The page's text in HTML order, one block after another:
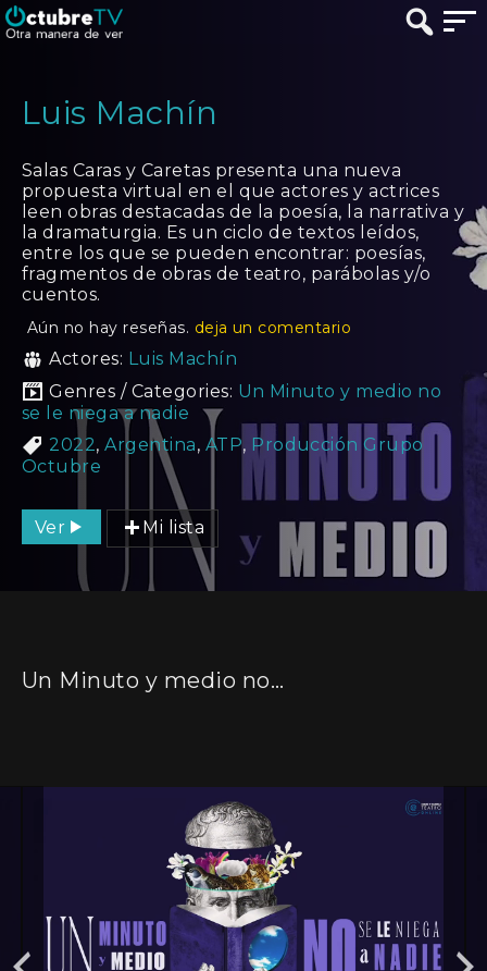
Luis Machín
Salas Caras y Caretas presenta una nueva
propuesta virtual en el que actores y actrices
leen obras destacadas de la poesía, la narrativa y
la dramaturgia. Es un ciclo de textos leídos,
entre los que se pueden encontrar: poesías,
fragmentos de obras de teatro, parábolas y/o
cuentos.
Aún no hay reseñas. deja un comentario
Actores: Luis Machín
Genres / Categories: Un Minuto y medio no
se le niega a nadie
2022,Argentina, ATP, Producción Grupo
Octubre
Ver Mi lista
Un Minuto y medio no se le niega a nadie